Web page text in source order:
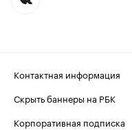
Контактная информация
Скрыть баннеры на РБК
Корпоративная подписка